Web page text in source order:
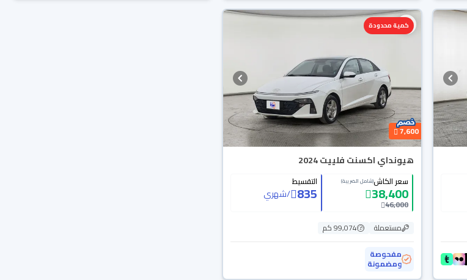
كمية محدودة
7,600
هيونداي اكسنت فلييت 2024
سعر الكاش(شامل الضريبة)
38,400
46,000
التقسيط
835
/شهري
مستعملة
99,074 كم
مفحوصة
ومضمونة